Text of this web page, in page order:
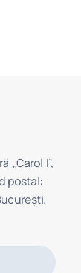
„Carol I”,
postal: